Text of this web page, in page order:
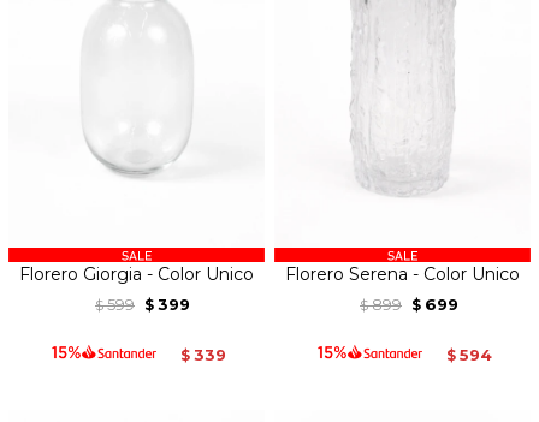
Florero Giorgia - Color Unico
$ 599 $ 399
$ 339
Florero Serena - Color Unico
$ 899 $ 699
$ 594